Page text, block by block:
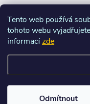
Tento web používá
tohoto webu
informacízde
Odmítnout